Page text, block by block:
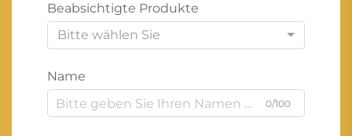
Beabsichtigte Produkte
Bitte wählen Sie
Name
0/100